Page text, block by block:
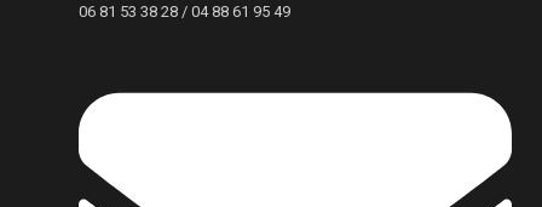
06 81 53 38 28 / 04 88 61 95 49